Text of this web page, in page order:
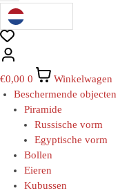
€0,00 0
Winkelwagen
Beschermende objecten
Piramide
Russische vorm
Egyptische vorm
Bollen
Eieren
Kubussen